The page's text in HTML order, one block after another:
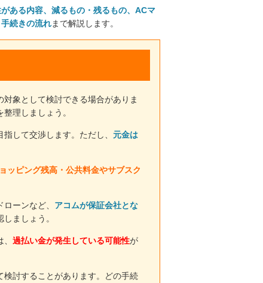
ある内容、減るもの・残るもの、ACマ
続きの流れまで解説します。
対象として検討できる場合がありま
理しましょう。
して交渉します。ただし、 元金は
ッピング残高・公共料金やサブスク
ーンなど、 アコムが保証会社とな
ましょう。
過払い金が発生している可能性が
討することがあります。どの手続